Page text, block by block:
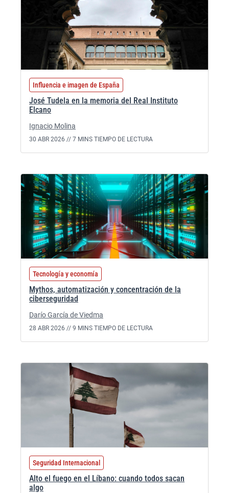
Influencia e imagen de España
José Tudela en la memoria del Real Instituto
Elcano
Ignacio Molina
30 ABR 2026 // 7 MINS TIEMPO DE LECTURA
Tecnología y economía
Mythos, automatización y concentración de la
ciberseguridad
Darío García de Viedma
28 ABR 2026 // 9 MINS TIEMPO DE LECTURA
Seguridad Internacional
Alto el fuego en el Líbano: cuando todos sacan
algo